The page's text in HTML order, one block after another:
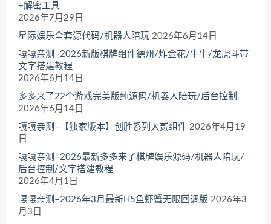
+解密工具
2026年7月29日
星际娱乐全套源代码/机器人陪玩 2026年6月14日
嘎嘎亲测–2026新版棋牌组件德州/炸金花/牛牛/龙虎斗带
文字搭建教程
2026年6月14日
多多来了22个游戏完美版纯源码/机器人陪玩/后台控制
2026年6月14日
嘎嘎亲测–【独家版本】创胜系列大贰组件 2026年4月19
日
嘎嘎亲测–2026最新多多来了棋牌娱乐源码/机器人陪玩/
后台控制/文字搭建教程
2026年4月1日
嘎嘎亲测–2026年3月最新H5鱼虾蟹无限回调版 2026年3
月3日